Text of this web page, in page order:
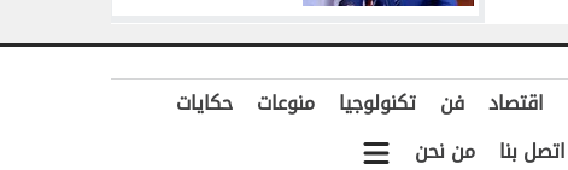
اقتصاد فن تكنولوجيا منوعات
حكايات
اتصل بنا من نحن